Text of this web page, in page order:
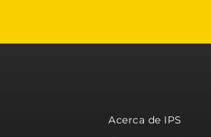
Acerca de IPS